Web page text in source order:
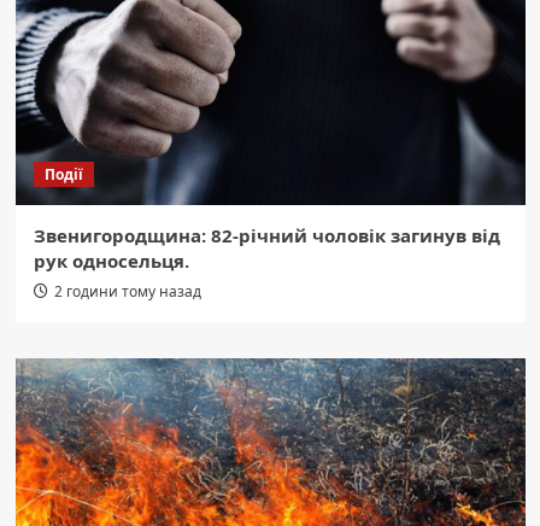
Події
Звенигородщина: 82-річний чоловік загинув від
рук односельця.
2 години тому назад